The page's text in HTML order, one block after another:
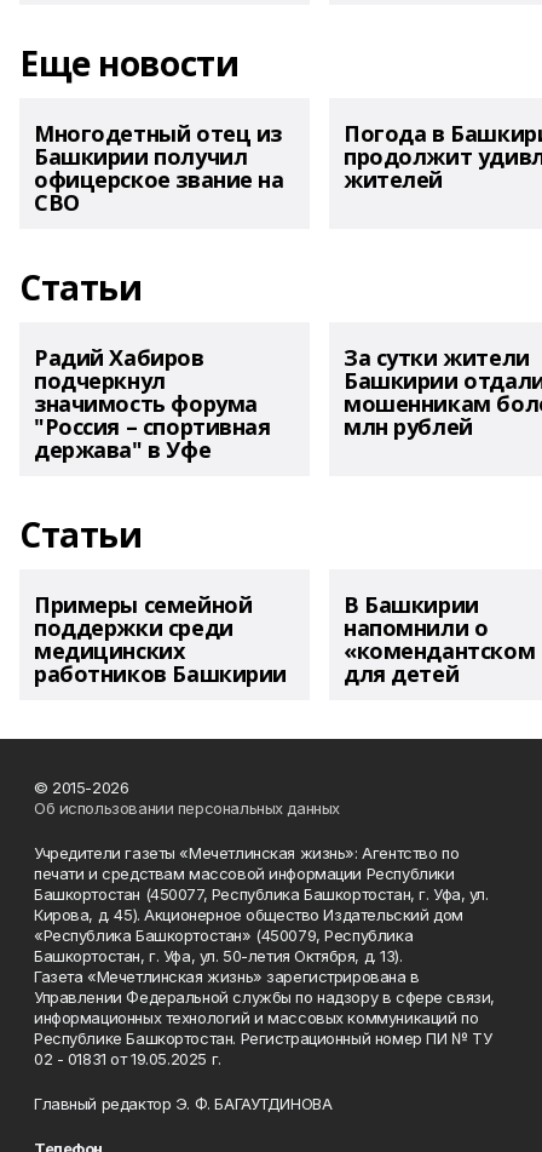
Еще новости
Многодетный отец из
Башкирии получил
офицерское звание на
СВО
Погода в
продолжит
жителей
Статьи
Радий Хабиров
подчеркнул
значимость форума
"Россия – спортивная
держава" в Уфе
За сутки жители
Башкирии
мошенникам
млн рублей
Статьи
Примеры семейной
поддержки среди
медицинских
работников Башкирии
В Башкирии
напомнили о
«комендантском
для детей
© 2015-2026
Об использовании персональных данных
Учредители газеты «Мечетлинская жизнь»: Агентство по
печати и средствам массовой информации Республики
Башкортостан (450077, Республика Башкортостан, г. Уфа, ул.
Кирова, д. 45). Акционерное общество Издательский дом
«Республика Башкортостан» (450079, Республика
Башкортостан, г. Уфа, ул. 50-летия Октября, д. 13).
Газета «Мечетлинская жизнь» зарегистрирована в
Управлении Федеральной службы по надзору в сфере связи,
информационных технологий и массовых коммуникаций по
Республике Башкортостан. Регистрационный номер ПИ № ТУ
02 - 01831 от 19.05.2025 г.
Главный редактор Э. Ф. БАГАУТДИНОВА